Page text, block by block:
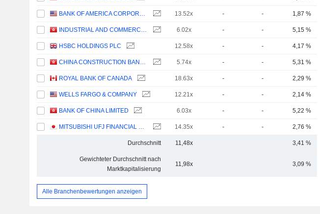
BANK OF AMERICA CORPORATION 13.52x - - 1,87 %
INDUSTRIAL AND COMMERCIAL BANK OF CHINA LIMITED 6.02x - - 5,15 %
HSBC HOLDINGS PLC 12.58x - - 4,17 %
CHINA CONSTRUCTION BANK CORPORATION 5.74x - - 5,31 %
ROYAL BANK OF CANADA 18.63x - - 2,29 %
WELLS FARGO & COMPANY 12.21x - - 2,14 %
BANK OF CHINA LIMITED 6.03x - - 5,22 %
MITSUBISHI UFJ FINANCIAL GROUP, INC. 14.35x - - 2,76 %
Durchschnitt 11,48x 3,41 %
Gewichteter Durchschnitt nach
Marktkapitalisierung
11,98x 3,09 %
Alle Branchenbewertungen anzeigen